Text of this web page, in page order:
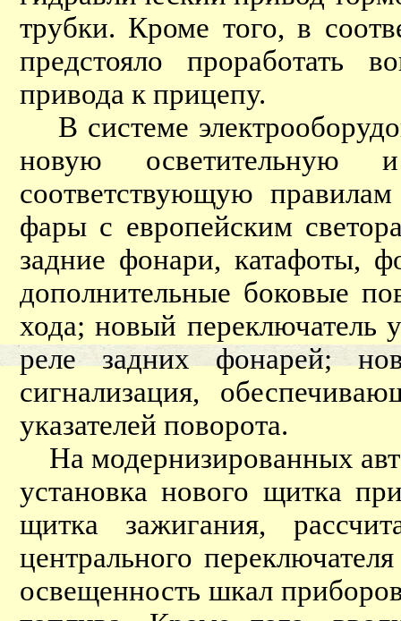
трубки. Кроме того, в
предстояло проработать
привода к прицепу.
В системе
новую осветительную и
соответствующую
фары с европейским
задние фонари, катафоты,
дополнительные боковые
хода; новый переключатель
реле задних фонарей;
сигнализация,
указателей поворота.
На модернизированных
установка нового щитка
щитка зажигания,
центрального
освещенность шкал